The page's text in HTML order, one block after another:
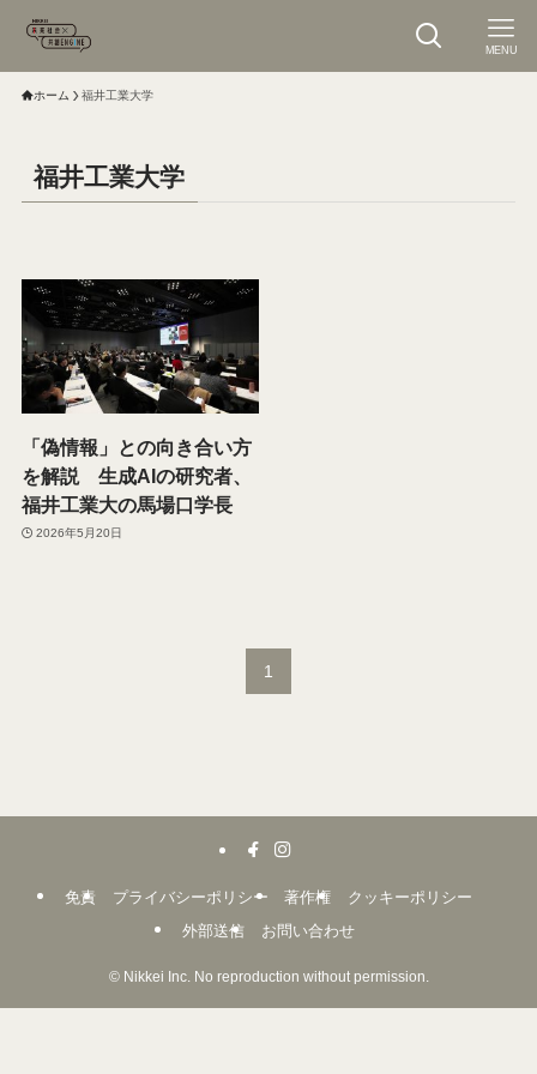
MENU
ホーム 福井工業大学
福井工業大学
「偽情報」との向き合い方
を解説 生成AIの研究者、
福井工業大の馬場口学長
2026年5月20日
1
免責 プライバシーポリシー 著作権
クッキーポリシー
外部送信
お問い合わせ
©Nikkei Inc. No reproduction without permission.